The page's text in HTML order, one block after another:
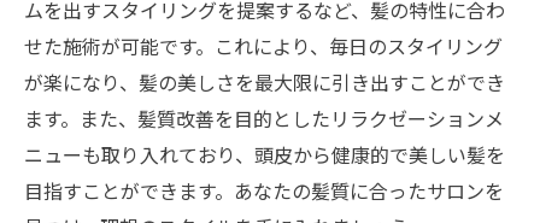
ムを出すスタイリングを提案するなど、髪の特性に合わ
せた施術が可能です。これにより、毎日のスタイリング
が楽になり、髪の美しさを最大限に引き出すことができ
ます。また、髪質改善を目的としたリラクゼーションメ
ニューも取り入れており、頭皮から健康的で美しい髪を
目指すことができます。あなたの髪質に合ったサロンを